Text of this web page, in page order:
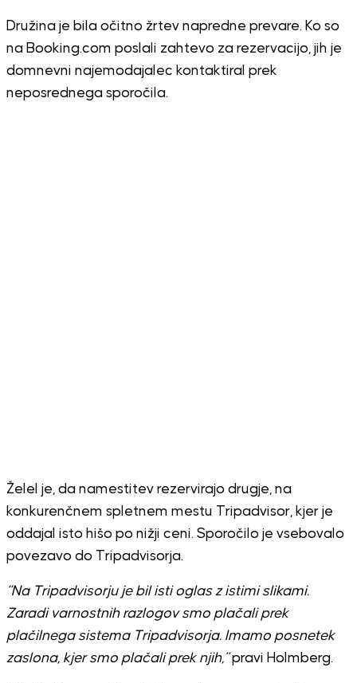
Družina je bila očitno žrtev napredne prevare. Ko so
na Booking.com poslali zahtevo za rezervacijo, jih je
domnevni najemodajalec kontaktiral prek
neposrednega sporočila.
Želel je, da namestitev rezervirajo drugje, na
konkurenčnem spletnem mestu Tripadvisor, kjer je
oddajal isto hišo po nižji ceni. Sporočilo je vsebovalo
povezavo do Tripadvisorja.
“Na Tripadvisorju je bil isti oglas z istimi slikami.
Zaradi varnostnih razlogov smo plačali prek
plačilnega sistema Tripadvisorja. Imamo posnetek
zaslona, kjer smo plačali prek njih,”pravi Holmberg.